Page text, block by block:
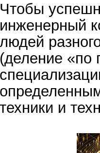
Чтобы
инженерный
людей
(деление «по
техники и